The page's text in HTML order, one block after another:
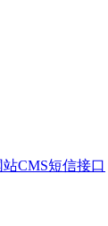
站CMS短信接口